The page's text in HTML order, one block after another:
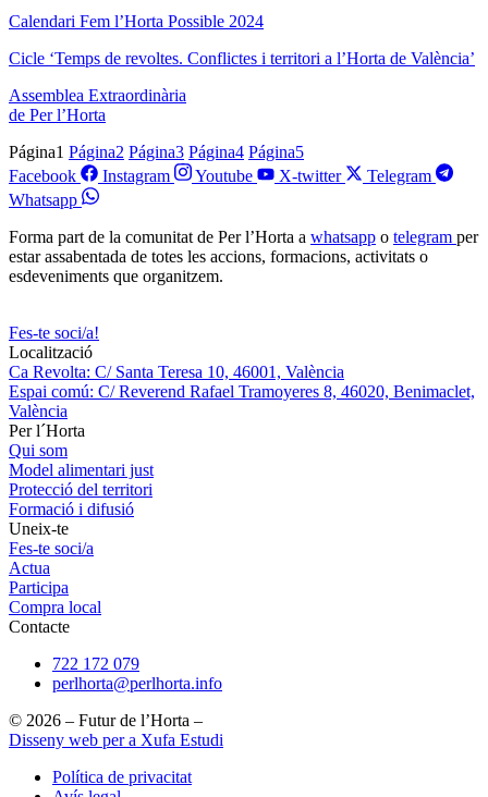
Calendari Fem l’Horta Possible 2024
Cicle ‘Temps de revoltes. Conflictes i territori a l’Horta de València’
Assemblea Extraordinària
de Per l’Horta
Página1 Página2 Página3 Página4 Página5
Facebook
Instagram Youtube X-twitter
Telegram
Whatsapp
Forma part de la comunitat de Per l’Horta a whatsapp o telegram per
estar assabentada de totes les accions, formacions, activitats o
esdeveniments que organitzem.
Fes-te soci/a!
Localització
Ca Revolta: C/ Santa Teresa 10, 46001, València
Espai comú: C/ Reverend Rafael Tramoyeres 8, 46020, Benimaclet,
València
Per l´Horta
Qui som
Model alimentari just
Protecció del territori
Formació i difusió
Uneix-te
Fes-te soci/a
Actua
Participa
Compra local
Contacte
722 172 079
perlhorta@perlhorta.info
© 2026 – Futur de l’Horta –
Disseny web per a Xufa Estudi
Política de privacitat